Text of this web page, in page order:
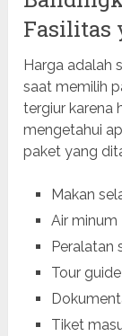
Fasilitas
Harga adalah
saat memilih
tergiur karena
mengetahui
paket yang
Makan
Air minum
Peralatan
Tour guide
Tiket